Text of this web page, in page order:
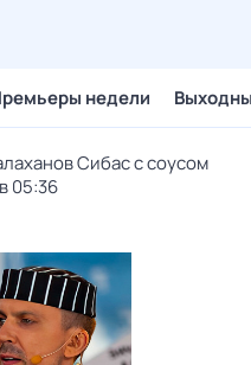
недели
Сибас с соусом
05:36